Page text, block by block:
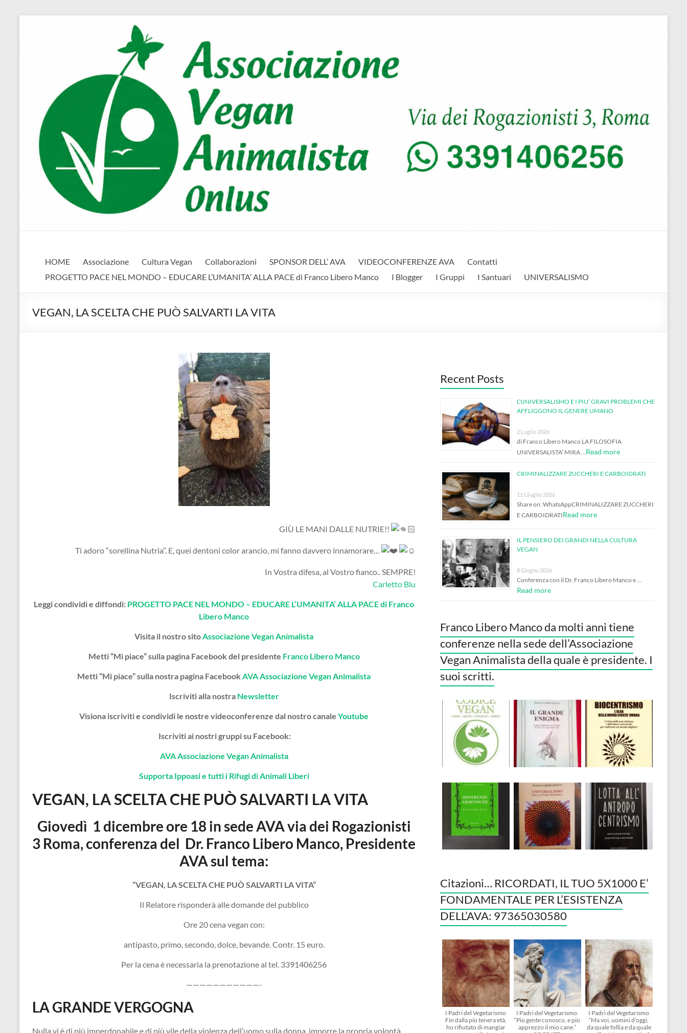
AVA
HOME
Associazione Cultura Vegan Collaborazioni SPONSOR DELL’ AVA VIDEOCONFERENZE AVA
Contatti
PROGETTO PACE NEL MONDO – EDUCARE L’UMANITA’ ALLA PACE di Franco Libero Manco
I Blogger I Gruppi I Santuari UNIVERSALISMO
VEGAN, LA SCELTA CHE PUÒ SALVARTI LA VITA
GIÙ LE MANI DALLE NUTRIE!!
Ti adoro “sorellina Nutria”. E, quei dentoni color arancio, mi fanno davvero innamorare…
In Vostra difesa, al Vostro fianco.. SEMPRE!
Carletto Blu
Leggi condividi e diffondi: PROGETTO PACE NEL MONDO – EDUCARE L’UMANITA’ ALLA PACE di Franco
Libero Manco
Visita il nostro sitoAssociazione Vegan Animalista
Metti “Mi piace” sulla pagina Facebook del presidente Franco Libero Manco
Metti “Mi piace” sulla nostra pagina Facebook AVA Associazione Vegan Animalista
Iscriviti alla nostraNewsletter
Visiona iscriviti e condividi le nostre videoconferenze dal nostro canale Youtube
Iscriviti ai nostri gruppi su Facebook:
AVA Associazione Vegan Animalista
Supporta Ippoasi e tutti i Rifugi di Animali Liberi
VEGAN, LA SCELTA CHE PUÒ SALVARTI LA VITA
Giovedì 1 dicembre ore 18 in sede AVA via dei Rogazionisti
3 Roma, conferenza del Dr. Franco Libero Manco, Presidente
AVA sul tema:
“VEGAN, LA SCELTA CHE PUÒ SALVARTI LA VITA”
Il Relatore risponderà alle domande del pubblico
Ore 20 cena vegan con:
antipasto, primo, secondo, dolce, bevande. Contr. 15 euro.
Per la cena è necessaria la prenotazione al tel. 3391406256
———————————-
LA GRANDE VERGOGNA
Nulla vi è di più imperdonabile e di più vile della violenza dell’uomo sulla donna, imporre la propria volontà
Recent Posts
L’UNIVERSALISMO E I PIU’ GRAVI PROBLEMI CHE
AFFLIGGONO IL GENERE UMANO
2 Luglio 2026
di Franco Libero Manco LA FILOSOFIA
UNIVERSALISTA’ MIRA … Read more
CRIMINALIZZARE ZUCCHERI E CARBOIDRATI
11 Giugno 2026
Share on: WhatsAppCRIMINALIZZARE ZUCCHERI
E CARBOIDRATIRead more
IL PENSIERO DEI GRANDI NELLA CULTURA
VEGAN
8 Giugno 2026
Conferenza con il Dr. Franco Libero Manco e …
Read more
Franco Libero Manco da molti anni tiene
conferenze nella sede dell’Associazione
Vegan Animalista della quale è presidente. I
suoi scritti.
Citazioni… RICORDATI, IL TUO 5X1000 E’
FONDAMENTALE PER L’ESISTENZA
DELL’AVA: 97365030580
I Padri del Vegetarismo
Fin dalla più tenera età,
ho rifiutato di mangiar
I Padri del Vegetarismo.
“Più gente conosco, e più
apprezzo il mio cane.”
I Padri del Vegetarismo
“Ma voi, uomini d’oggi,
da quale follia e da quale